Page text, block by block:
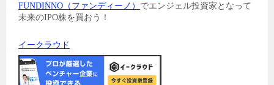
FUNDINNO（ファンディーノ） でエンジェル投資家となって
未来のIPO株を買おう！
イークラウド